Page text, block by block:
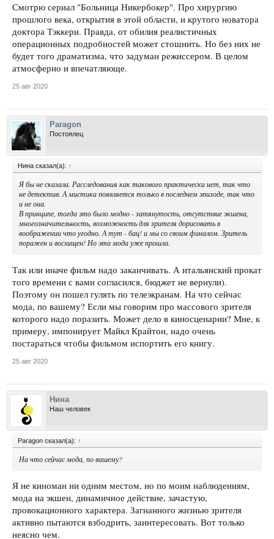
Смотрю сериал "Больница Никербокер". Про хирургию
прошлого века, открытия в этой области, и крутого новатора
доктора Тэккери. Правда, от обилия реалистичных
операционных подробностей может стошнить. Но без них не
будет того драматизма, что задуман режиссером. В целом
атмосферно и впечатляюще.
25 авг 2020
Paragon
Постоялец
Нина сказал(а): ↑
Я бы не сказала. Расследования как такового практически нет, так что
не детектив. А мистика появляется только в последнем эпизоде, так что
и не она.
В принципе, тогда это было модно - затянутость, отсутствие экшена,
многозначительность, возможность для зрителя дорисовать в
воображении что угодно. А тут - бац! и мы со своим финалом. Зритель
поражен и восхищен! Но эта мода уже прошла.
Так или иначе фильм надо заканчивать. А итальянский прокат
того времени с вами согласился, бюджет не вернули).
Поэтому он пошел гулять по телеэкранам. На что сейчас
мода, по вашему? Если мы говорим про массового зрителя
которого надо поразить. Может дело в киносценарии? Мне, к
примеру, импонирует Майкл Крайтон, надо очень
постараться чтобы фильмом испортить его книгу.
25 авг 2020
Нина
Наш человек
Paragon сказал(а): ↑
На что сейчас мода, по вашему?
Я не киноман ни одним местом, но по моим наблюдениям,
мода на экшен, динамичное действие, зачастую,
провокационного характера. Загнанного жизнью зрителя
активно пытаются взбодрить, заинтересовать. Вот только
неясно чем.